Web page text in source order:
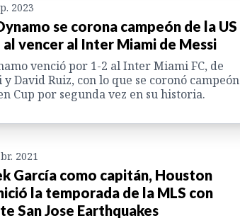
2023
se corona campeón de la US
al vencer al Inter Miami de Messi
venció por 1-2 al Inter Miami FC, de
David Ruiz, con lo que se coronó campeón
Cup por segunda vez en su historia.
2021
García como capitán, Houston
la temporada de la MLS con
San Jose Earthquakes